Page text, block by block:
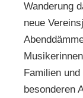
Wanderung
neue
Familien
besonderen